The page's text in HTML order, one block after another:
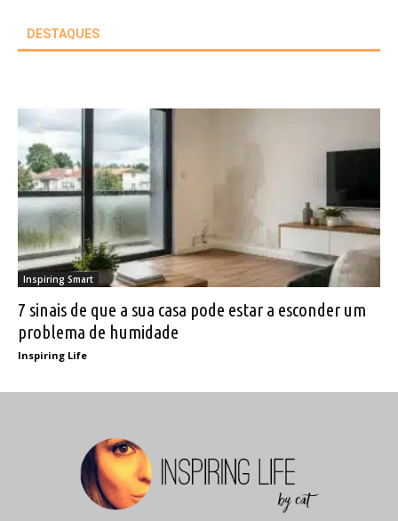
DESTAQUES
Inspiring Smart
7 sinais de que a sua casa pode estar a esconder um
problema de humidade
Inspiring Life